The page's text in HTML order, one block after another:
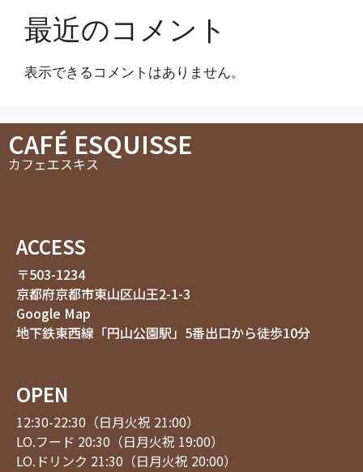
最近のコメント
表示できるコメントはありません。
CAFÉ ESQUISSE
カフェエスキス
ACCESS
〒503-1234
京都府京都市東山区山王2-1-3
Google Map
地下鉄東西線「円山公園駅」5番出口から徒歩10分
OPEN
12:30-22:30（日月火祝 21:00）
LO.フード 20:30（日月火祝 19:00）
LO.ドリンク 21:30（日月火祝 20:00）